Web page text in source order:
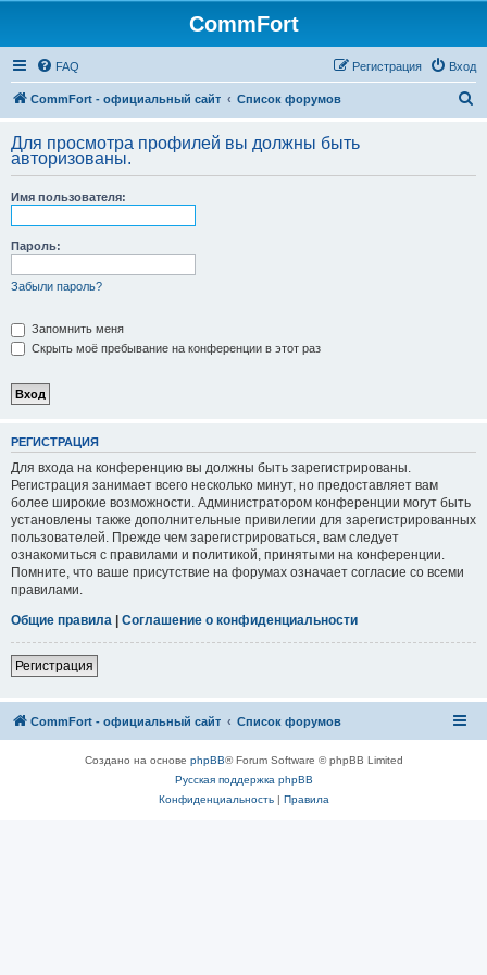
CommFort
FAQ Вход
Регистрация
CommFort - официальный сайт Список форумов
с
Для просмотра профилей вы должны быть
авторизованы.
Имя пользователя:
Пароль:
Забыли пароль?
Запомнить меня
Скрыть моё пребывание на конференции в этот раз
РЕГИСТРАЦИЯ
Для входа на конференцию вы должны быть зарегистрированы.
Регистрация занимает всего несколько минут, но предоставляет вам
более широкие возможности. Администратором конференции могут быть
установлены также дополнительные привилегии для зарегистрированных
пользователей. Прежде чем зарегистрироваться, вам следует
ознакомиться с правилами и политикой, принятыми на конференции.
Помните, что ваше присутствие на форумах означает согласие со всеми
правилами.
Общие правила | Соглашение о конфиденциальности
Регистрация
CommFort - официальный сайт Список форумов
Создано на основе phpBB® Forum Software © phpBB Limited
Русская поддержка phpBB
Конфиденциальность| Правила